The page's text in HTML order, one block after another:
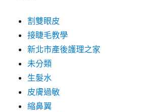
割雙眼皮
接睫毛教學
新北市產後護理之家
未分類
生髮水
皮膚過敏
縮鼻翼